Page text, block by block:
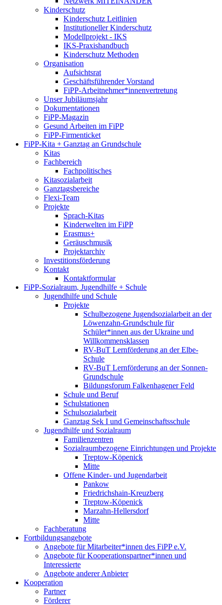
Kinderschutz
Kinderschutz Leitlinien
Institutioneller Kinderschutz
Modellprojekt - IKS
IKS-Praxishandbuch
Kinderschutz Methoden
Organisation
Aufsichtsrat
Geschäftsführender Vorstand
FiPP-Arbeitnehmer*​innenvertretung
Unser Jubiläumsjahr
Dokumentationen
FiPP-Magazin
Gesund Arbeiten im FiPP
FiPP-Firmenticket
FiPP-Kita + Ganztag an Grundschule
Kitas
Fachbereich
Fachpolitisches
Kitasozialarbeit
Ganztagsbereiche
Flexi-Team
Projekte
Sprach-Kitas
Kinderwelten im FiPP
Erasmus+
Geräuschmusik
Projektarchiv
Investitionsförderung
Kontakt
Kontaktformular
FiPP-Sozialraum, Jugendhilfe + Schule
Jugendhilfe und Schule
Projekte
Schulbezogene Jugendsozialarbeit an der
Löwenzahn-Grundschule für
Schüler*innen aus der Ukraine und
Willkommensklassen
RV-BuT Lernförderung an der Elbe-
Schule
RV-BuT Lernförderung an der Sonnen-
Grundschule
Bildungsforum Falkenhagener Feld
Schule und Beruf
Schulstationen
Schulsozialarbeit
Ganztag Sek I und Gemeinschaftsschule
Jugendhilfe und Sozialraum
Familienzentren
Sozialraumbezogene Einrichtungen und Projekte
Treptow-Köpenick
Mitte
Offene Kinder- und Jugendarbeit
Pankow
Friedrichshain-Kreuzberg
Treptow-Köpenick
Marzahn-Hellersdorf
Mitte
Fachberatung
Fortbildungsangebote
Angebote für Mitarbeiter*innen des FiPP e.V.
Angebote für Kooperationspartner*innen und
Interessierte
Angebote anderer Anbieter
Kooperation
Partner
Förderer